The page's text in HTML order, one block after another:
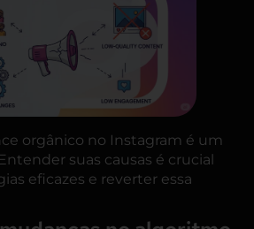
orgânico no Instagram é um
suas causas é crucial
eficazes e reverter essa